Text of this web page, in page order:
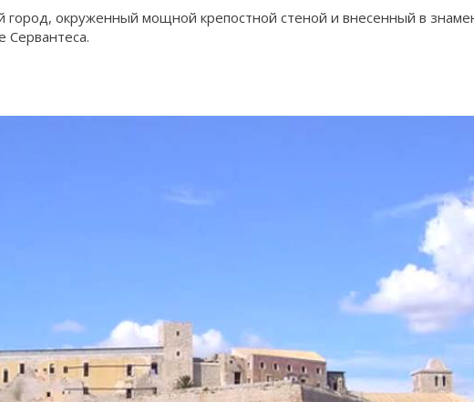
окруженный мощной крепостной стеной и внесенный в
Сервантеса.